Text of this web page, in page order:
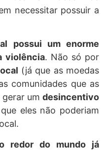
necessitar possuir a
possui um enorme
violência. Não só por
(já que as moedas
comunidades que as
um desincentivo
eles não poderiam
redor do mundo já